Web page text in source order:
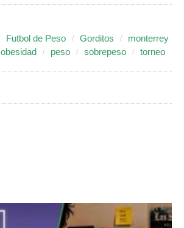
Futbol de Peso Gorditos
monterrey
obesidad peso sobrepeso torneo